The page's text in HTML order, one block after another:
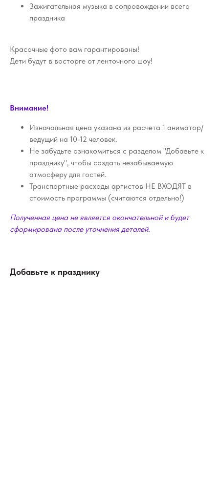
Зажигательная музыка в сопровождении всего
праздника
Красочные фото вам гарантированы!
Дети будут в восторге от ленточного шоу!
Внимание!
Изначальная цена указана из расчета 1 аниматор/
ведущий на 10-12 человек.
Не забудьте ознакомиться с разделом "Добавьте к
празднику", чтобы создать незабываемую
атмосферу для гостей.
Транспортные расходы артистов НЕ ВХОДЯТ в
стоимость программы (считаются отдельно!)
Полученная цена не является окончательной и будет
сформирована после уточнения деталей.
Добавьте к празднику